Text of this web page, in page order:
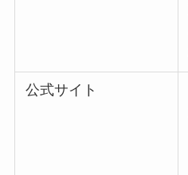
公式サイト